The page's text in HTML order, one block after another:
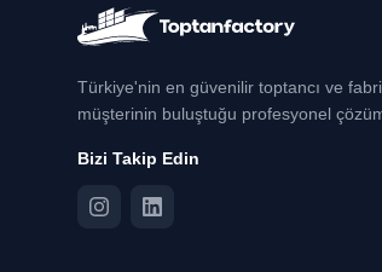
Türkiye'nin en güvenilir toptancı ve
müşterinin buluştuğu profesyonel
Bizi Takip Edin